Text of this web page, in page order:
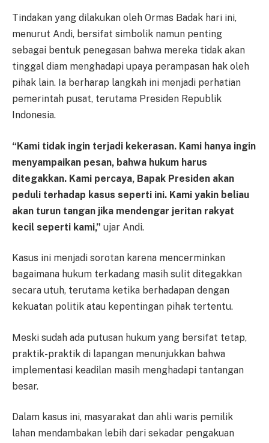
Tindakan yang dilakukan oleh Ormas Badak hari ini,
menurut Andi, bersifat simbolik namun penting
sebagai bentuk penegasan bahwa mereka tidak akan
tinggal diam menghadapi upaya perampasan hak oleh
pihak lain. Ia berharap langkah ini menjadi perhatian
pemerintah pusat, terutama Presiden Republik
Indonesia.
“Kami tidak ingin terjadi kekerasan. Kami hanya ingin
menyampaikan pesan, bahwa hukum harus
ditegakkan. Kami percaya, Bapak Presiden akan
peduli terhadap kasus seperti ini. Kami yakin beliau
akan turun tangan jika mendengar jeritan rakyat
kecil seperti kami,” ujar Andi.
Kasus ini menjadi sorotan karena mencerminkan
bagaimana hukum terkadang masih sulit ditegakkan
secara utuh, terutama ketika berhadapan dengan
kekuatan politik atau kepentingan pihak tertentu.
Meski sudah ada putusan hukum yang bersifat tetap,
praktik-praktik di lapangan menunjukkan bahwa
implementasi keadilan masih menghadapi tantangan
besar.
Dalam kasus ini, masyarakat dan ahli waris pemilik
lahan mendambakan lebih dari sekadar pengakuan